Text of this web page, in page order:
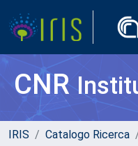
CNR
IRIS Catalogo Ricerca